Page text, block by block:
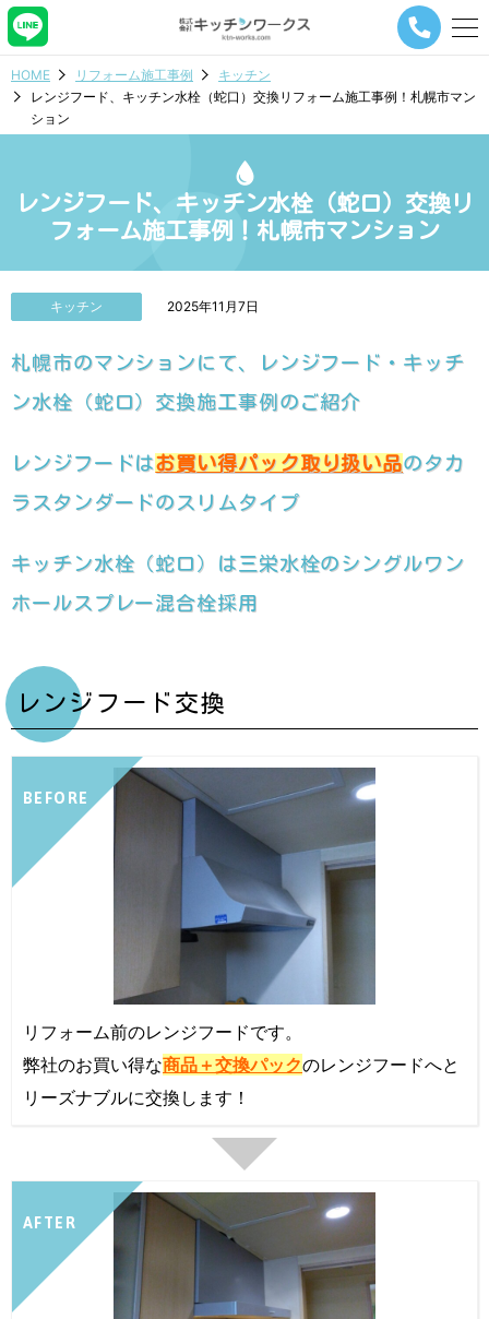
メ
ー
ビ
シ
ョ
タ
HOME リフォーム施工事例
キッチン
レンジフード、キッチン水栓（蛇口）交換リフォーム施工事例！札幌市マン
ション
レンジフード、キッチン水栓（蛇口）交換リ
フォーム施工事例！札幌市マンション
キッチン 2025年11月7日
札幌市のマンションにて、レンジフード・キッチ
ン水栓（蛇口）交換施工事例のご紹介
レンジフードはお買い得パック取り扱い品のタカ
ラスタンダードのスリムタイプ
キッチン水栓（蛇口）は三栄水栓のシングルワン
ホールスプレー混合栓採用
レンジフード交換
BEFORE
リフォーム前のレンジフードです。
弊社のお買い得な商品＋交換パックのレンジフードへと
リーズナブルに交換します！
AFTER